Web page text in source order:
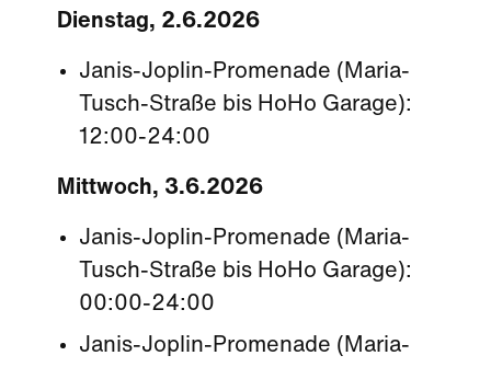
Dienstag, 2.6.2026
Janis-Joplin-Promenade (Maria-
Tusch-Straße bis HoHo Garage):
12:00-24:00
Mittwoch, 3.6.2026
Janis-Joplin-Promenade (Maria-
Tusch-Straße bis HoHo Garage):
00:00-24:00
Janis-Joplin-Promenade (Maria-